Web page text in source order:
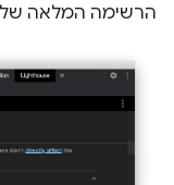
הרשימה המלאה של